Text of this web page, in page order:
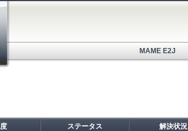
MAME E2J
ステータス 解決状況